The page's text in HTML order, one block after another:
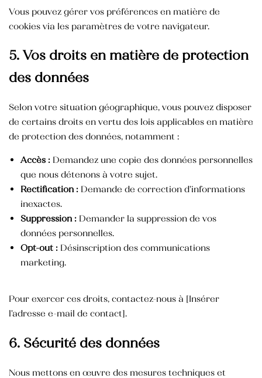
Vous pouvez gérer vos préférences en matière de
cookies via les paramètres de votre navigateur.
5. Vos droits en matière de protection
des données
Selon votre situation géographique, vous pouvez disposer
de certains droits en vertu des lois applicables en matière
de protection des données, notamment :
Accès :Demandez une copie des données personnelles
que nous détenons à votre sujet.
Rectification :Demande de correction d’informations
inexactes.
Suppression :Demander la suppression de vos
données personnelles.
Opt-out :Désinscription des communications
marketing.
Pour exercer ces droits, contactez-nous à [Insérer
l’adresse e-mail de contact].
6. Sécurité des données
Nous mettons en œuvre des mesures techniques et
Crème mains anti-tâche
40,000TND